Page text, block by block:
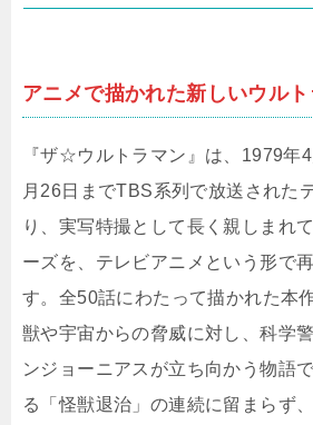
アニメで描かれた新しいウル
『ザ☆ウルトラマン』は、1979年
月26日までTBS系列で放送された
り、実写特撮として長く親しまれ
ーズを、テレビアニメという形で
す。全50話にわたって描かれた本
獣や宇宙からの脅威に対し、科学
ンジョーニアスが立ち向かう物語
る「怪獣退治」の連続に留まらず